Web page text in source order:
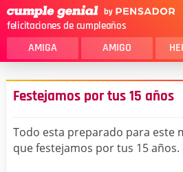
felicitaciones de cumpleaños
AMIGA AMIGO
MAMA
SOBRINA
Festejamos por tus 15 años
Todo esta preparado para este
que festejamos por tus 15 años.